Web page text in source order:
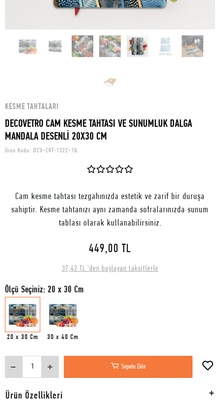
KESME TAHTALARI
DECOVETRO CAM KESME TAHTASI VE SUNUMLUK DALGA
MANDALA DESENLİ 20X30 CM
Ürün Kodu: DCV-CKT-1322-1Q
Cam kesme tahtası tezgahınızda estetik ve zarif bir duruşa
sahiptir. Kesme tahtanızı aynı zamanda sofralarınızda sunum
tablası olarak kullanabilirsiniz.
449,00 TL
37,42 TL 'den başlayan taksitlerle
Ölçü Seçiniz: 20 x 30 Cm
20 x 30 Cm 30 x 40 Cm
Sepete Ekle
Ürün Özellikleri